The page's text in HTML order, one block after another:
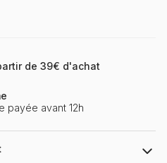
de 39€ d'achat
payée avant 12h